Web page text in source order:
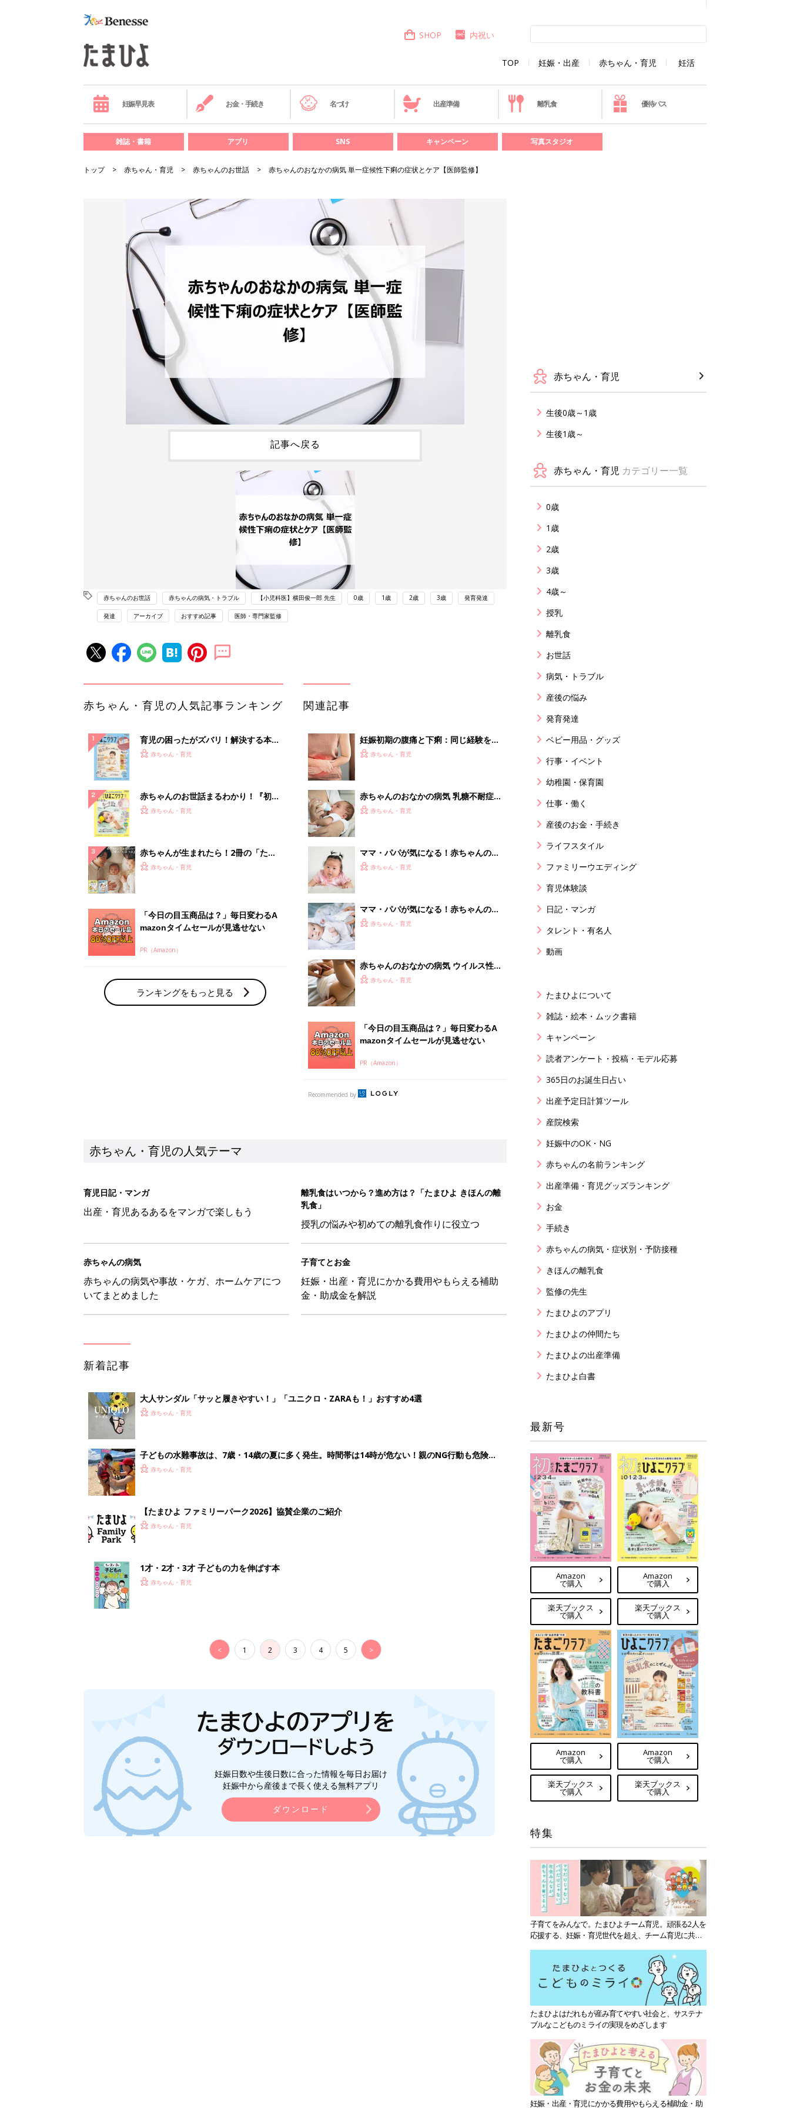
TOP 妊娠・出産 赤ちゃん・育児 妊活
SHOP 内祝い
妊娠早見表 お金・手続き 名づけ 出産準備 離乳食 優待パス
雑誌・書籍 アプリ SNS キャンペーン 写真スタジオ
トップ 赤ちゃん・育児 赤ちゃんのお世話 赤ちゃんのおなかの病気 単一症候性下痢の症状とケア【医師監修】
記事へ戻る
赤ちゃんのお世話 赤ちゃんの病気・トラブル 【小児科医】横田俊一郎 先生 0歳 1歳 2歳 3歳 発育発達
発達 アーカイブ おすすめ記事 医師・専門家監修
赤ちゃん・育児の人気記事ランキング
育児の困ったがズバリ！解決する本
『ひよこクラブ 秋号』 4カ月～2才
赤ちゃん・育児
赤ちゃんのお世話まるわかり！『初め
てのひよこクラブ 夏号』〈巻頭大特
解決テク
赤ちゃん・育児
赤ちゃんが生まれたら！2冊の「たま
ひよ」
赤ちゃん・育児
「今日の目玉商品は？」毎日変わるA
mazonタイムセールが見逃せない
PR（Amazon）
ランキングをもっと見る
関連記事
妊娠初期の腹痛と下痢：同じ経験をし
た方いますか？－”まいにちのたまひ
赤ちゃん・育児
赤ちゃんのおなかの病気 乳糖不耐症
の症状とケア【医師監修】
赤ちゃん・育児
ママ・パパが気になる！赤ちゃんのお
なかの症状 生理的嘔吐 【医師監修】
赤ちゃん・育児
ママ・パパが気になる！赤ちゃんのお
なかの症状 生理的便秘 【医師監修】
赤ちゃん・育児
赤ちゃんのおなかの病気 ウイルス性
胃腸炎・乳児下痢症の症状とケア【医
赤ちゃん・育児
「今日の目玉商品は？」毎日変わるA
mazonタイムセールが見逃せない
PR（Amazon）
Recommended by
赤ちゃん・育児の人気テーマ
育児日記・マンガ
出産・育児あるあるをマンガで楽しもう
離乳食はいつから？進め方は？「たまひよ きほんの離
乳食」
授乳の悩みや初めての離乳食作りに役立つ
赤ちゃんの病気
赤ちゃんの病気や事故・ケガ、ホームケアにつ
いてまとめました
子育てとお金
妊娠・出産・育児にかかる費用やもらえる補助
金・助成金を解説
新着記事
大人サンダル「サッと履きやすい！」「ユニクロ・ZARAも！」おすすめ4選
赤ちゃん・育児
子どもの水難事故は、7歳・14歳の夏に多く発生。時間帯は14時が危ない！親のNG行動も危険を
まねく【専門家】
赤ちゃん・育児
【たまひよ ファミリーパーク2026】協賛企業のご紹介
赤ちゃん・育児
1才・2才・3才 子どもの力を伸ばす本
赤ちゃん・育児
< 1 2 3 4 5 >
妊娠日数や生後日数に合った情報を毎日お届け
妊娠中から産後まで長く使える無料アプリ
ダウンロード
赤ちゃん・育児
生後0歳～1歳
生後1歳～
赤ちゃん・育児 カテゴリー一覧
0歳
1歳
2歳
3歳
4歳～
授乳
離乳食
お世話
病気・トラブル
産後の悩み
発育発達
ベビー用品・グッズ
行事・イベント
幼稚園・保育園
仕事・働く
産後のお金・手続き
ライフスタイル
ファミリーウエディング
育児体験談
日記・マンガ
タレント・有名人
動画
たまひよについて
雑誌・絵本・ムック書籍
キャンペーン
読者アンケート・投稿・モデル応募
365日のお誕生日占い
出産予定日計算ツール
産院検索
妊娠中のOK・NG
赤ちゃんの名前ランキング
出産準備・育児グッズランキング
お金
手続き
赤ちゃんの病気・症状別・予防接種
きほんの離乳食
監修の先生
たまひよのアプリ
たまひよの仲間たち
たまひよの出産準備
たまひよ白書
最新号
Amazon
で購入
楽天ブックス
で購入
Amazon
で購入
楽天ブックス
で購入
Amazon
で購入
楽天ブックス
で購入
Amazon
で購入
楽天ブックス
で購入
特集
子育てをみんなで。たまひよチーム育児。頑張る2人を
応援する、妊娠・育児世代を超え、チーム育児に共感
たまひよはだれもが産み育てやすい社会と、サステナ
ブルなこどものミライの実現をめざします
妊娠・出産・育児にかかる費用やもらえる補助金・助